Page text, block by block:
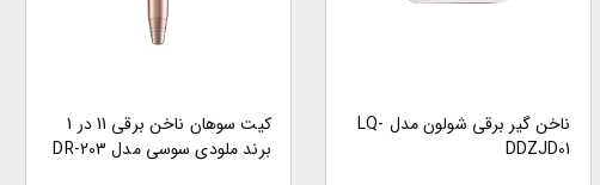
ناخن گیر برقی شولون مدل LQ-
DDZJD01
کیت سوهان ناخن برقی 11 در 1
برند ملودی سوسی مدل DR-203